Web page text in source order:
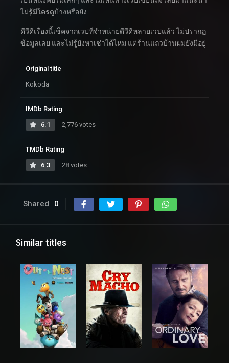
ไม่รู้มีใครดูบ้างหรือยัง
ดีวีดีเรื่องนี้เช็คจากเวปที่จำหน่ายดีวีดีหลายเวปแล้ว ไม่ปรากฏ
ข้อมูลเลย และไม่รู้ยังหาเช่าได้ไหม แต่ร้านแถวบ้านผมยังมีอยู่
Original title
Kokoda
IMDb Rating
6.1 2,776 votes
TMDb Rating
6.3 28 votes
Shared 0
Similar titles